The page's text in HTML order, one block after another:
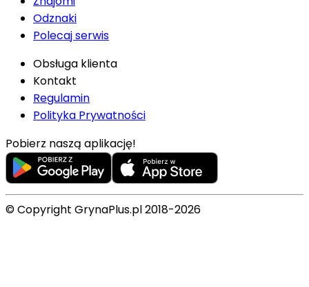
Odznaki
Polecaj serwis
Obsługa klienta
Kontakt
Regulamin
Polityka Prywatności
Pobierz naszą aplikację!
© Copyright GrynaPlus.pl 2018-2026